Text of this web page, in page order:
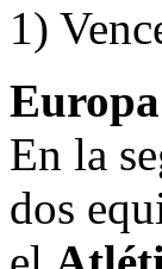
1)
En la
dos